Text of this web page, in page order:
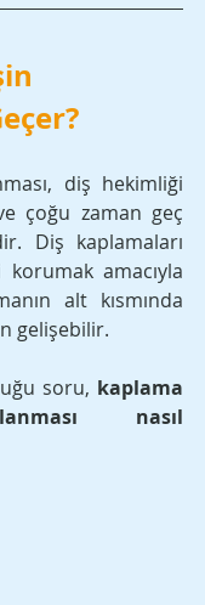
diş hekimliği
çoğu zaman geç
Diş kaplamaları
amacıyla
alt kısmında
gelişebilir.
soru, kaplama
nasıl